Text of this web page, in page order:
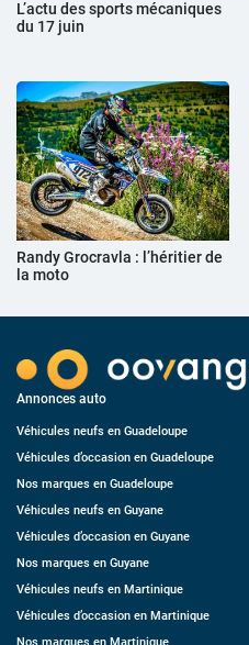
L’actu des sports mécaniques
du 17 juin
Randy Grocravla : l’héritier de
la moto
Annonces auto
Véhicules neufs en Guadeloupe
Véhicules d’occasion en Guadeloupe
Nos marques en Guadeloupe
Véhicules neufs en Guyane
Véhicules d’occasion en Guyane
Nos marques en Guyane
Véhicules neufs en Martinique
Véhicules d’occasion en Martinique